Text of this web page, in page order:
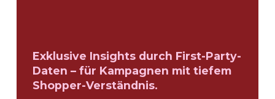
Exklusive Insights durch First-Party-
Daten – für Kampagnen mit tiefem
Shopper-Verständnis.